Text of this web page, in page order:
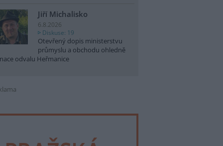
Jiří Michalisko
6.8.2026
Diskuse: 19
Otevřený dopis ministerstvu
průmyslu a obchodu ohledně
odvalu Heřmanice